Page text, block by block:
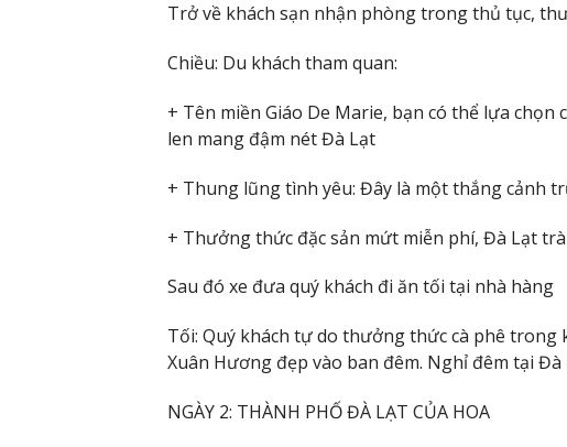
Trở về khách sạn nhận phòng trong thủ tục,
Chiều: Du khách tham quan:
+ Tên miền Giáo De Marie, bạn có thể lựa
len mang đậm nét Đà Lạt
+ Thung lũng tình yêu: Đây là một thắng cảnh
+ Thưởng thức đặc sản mứt miễn phí, Đà Lạt trà
Sau đó xe đưa quý khách đi ăn tối tại nhà hàng
Tối: Quý khách tự do thưởng thức cà phê
Xuân Hương đẹp vào ban đêm. Nghỉ đêm tại Đà
NGÀY 2: THÀNH PHỐ ĐÀ LẠT CỦA HOA